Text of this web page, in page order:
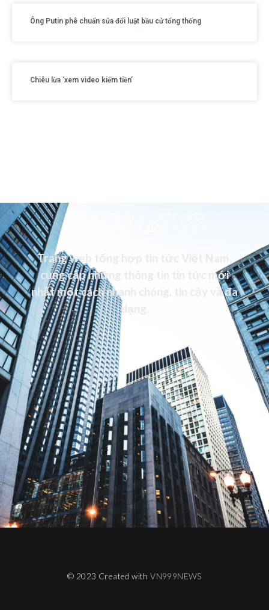
Ông Putin phê chuẩn sửa đổi luật bầu cử tổng thống
Chiêu lừa ‘xem video kiếm tiền’
VN99NEWS
Trang web tổng hợp tin tức Việt Nam,
cung cấp những thông tin tin tức mới
nhất một cách nhanh chóng, tin cậy và đa
dạng.
© 2023 Created withVN999NEWS